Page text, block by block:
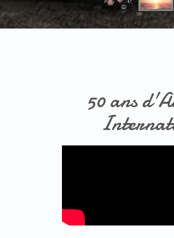
50 ans